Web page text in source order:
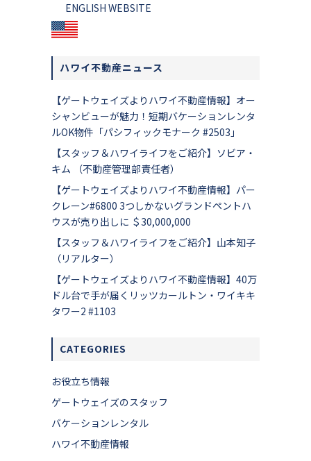
ENGLISH WEBSITE
ハワイ不動産ニュース
【ゲートウェイズよりハワイ不動産情報】オー
シャンビューが魅力！短期バケーションレンタ
ルOK物件「パシフィックモナーク #2503」
【スタッフ＆ハワイライフをご紹介】ソビア・
キム （不動産管理部責任者）
【ゲートウェイズよりハワイ不動産情報】パー
クレーン#6800 3つしかないグランドペントハ
ウスが売り出しに ＄30,000,000
【スタッフ＆ハワイライフをご紹介】山本知子
（リアルター）
【ゲートウェイズよりハワイ不動産情報】40万
ドル台で手が届くリッツカールトン・ワイキキ
タワー2 #1103
CATEGORIES
お役立ち情報
ゲートウェイズのスタッフ
バケーションレンタル
ハワイ不動産情報